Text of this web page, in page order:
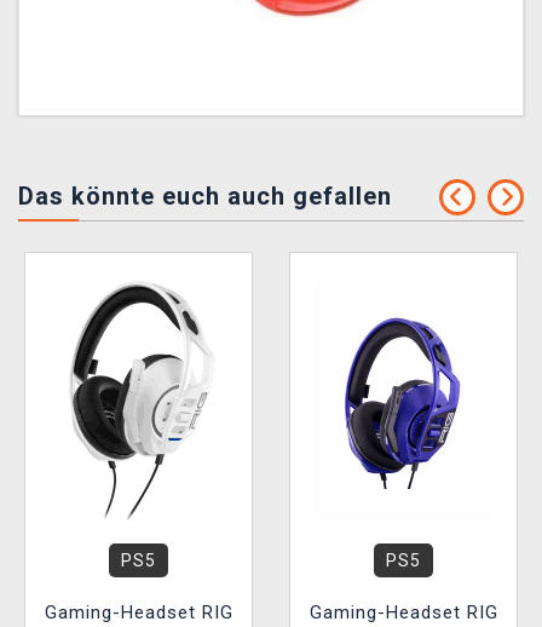
Das könnte euch auch gefallen
PS5
Gaming-Headset RIG
PS5
Gaming-Headset RIG